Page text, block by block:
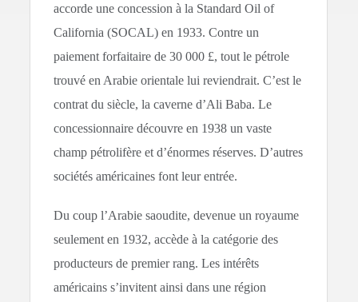
accorde une concession à la Standard Oil of
California (SOCAL) en 1933. Contre un
paiement forfaitaire de 30 000 £, tout le pétrole
trouvé en Arabie orientale lui reviendrait. C’est le
contrat du siècle, la caverne d’Ali Baba. Le
concessionnaire découvre en 1938 un vaste
champ pétrolifère et d’énormes réserves. D’autres
sociétés américaines font leur entrée.
Du coup l’Arabie saoudite, devenue un royaume
seulement en 1932, accède à la catégorie des
producteurs de premier rang. Les intérêts
américains s’invitent ainsi dans une région